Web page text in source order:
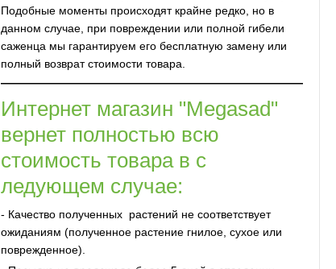
Подобные моменты происходят крайне редко, но в
данном случае, при повреждении или полной гибели
саженца мы гарантируем его бесплатную замену или
полный возврат стоимости товара.
Интернет магазин "Megasad"
вернет полностью всю
стоимость товара в с
ледующем случае:
- Качество полученных растений не соответствует
ожиданиям (полученное растение гнилое, сухое или
поврежденное).